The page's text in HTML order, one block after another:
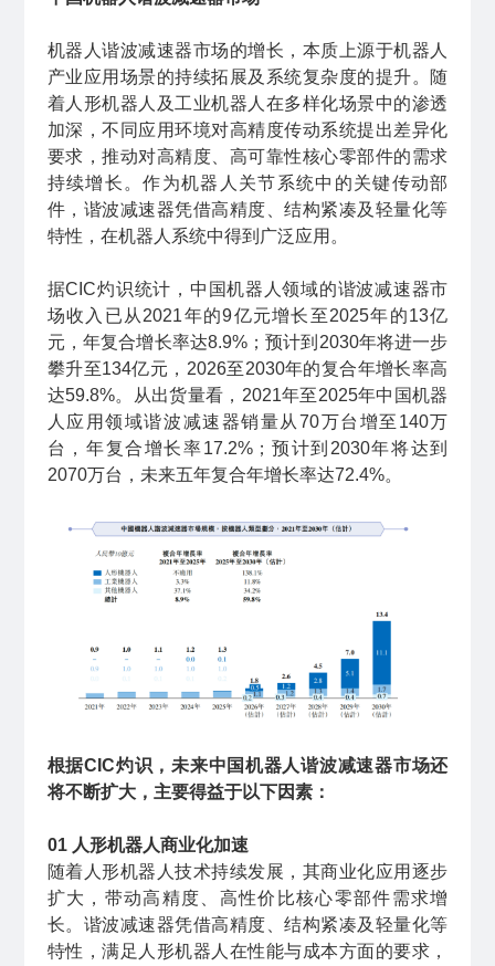
机器人谐波减速器市场的增长，本质上源于机器人
产业应用场景的持续拓展及系统复杂度的提升。随
着人形机器人及工业机器人在多样化场景中的渗透
加深，不同应用环境对高精度传动系统提出差异化
要求，推动对高精度、高可靠性核心零部件的需求
持续增长。作为机器人关节系统中的关键传动部
件，谐波减速器凭借高精度、结构紧凑及轻量化等
特性，在机器人系统中得到广泛应用。
据CIC灼识统计，中国机器人领域的谐波减速器市
场收入已从2021年的9亿元增长至2025年的13亿
元，年复合增长率达8.9%；预计到2030年将进一步
攀升至134亿元，2026至2030年的复合年增长率高
达59.8%。从出货量看，2021年至2025年中国机器
人应用领域谐波减速器销量从70万台增至140万
台，年复合增长率17.2%；预计到2030年将达到
2070万台，未来五年复合年增长率达72.4%。
根据CIC灼识，未来中国机器人谐波减速器市场还
将不断扩大，主要得益于以下因素：
01 人形机器人商业化加速
随着人形机器人技术持续发展，其商业化应用逐步
扩大，带动高精度、高性价比核心零部件需求增
长。谐波减速器凭借高精度、结构紧凑及轻量化等
特性，满足人形机器人在性能与成本方面的要求，